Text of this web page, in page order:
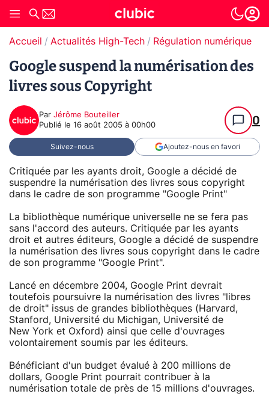
Accueil Actualités High-Tech Régulation numérique
Google suspend la numérisation des
livres sous Copyright
Par Jérôme Bouteiller
Publié le 16 août 2005 à 00h00 0
Suivez-nous Ajoutez-nous en favori
Critiquée par les ayants droit, Google a décidé de
suspendre la numérisation des livres sous copyright
dans le cadre de son programme "Google Print"
La bibliothèque numérique universelle ne se fera pas
sans l'accord des auteurs. Critiquée par les ayants
droit et autres éditeurs, Google a décidé de suspendre
la numérisation des livres sous copyright dans le cadre
de son programme "Google Print".
Lancé en décembre 2004, Google Print devrait
toutefois poursuivre la numérisation des livres "libres
de droit" issus de grandes bibliothèques (Harvard,
Stanford, Université du Michigan, Université de
New York et Oxford) ainsi que celle d'ouvrages
volontairement soumis par les éditeurs.
Bénéficiant d'un budget évalué à 200 millions de
dollars, Google Print pourrait contribuer à la
numérisation totale de près de 15 millions d'ouvrages.